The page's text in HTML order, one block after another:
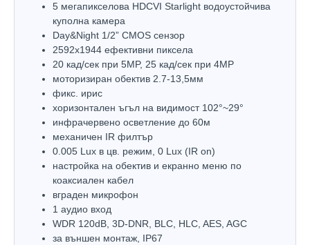
5 мегапикселова HDCVI Starlight водоустойчива
куполна камера
Day&Night 1/2” CMOS сензор
2592х1944 ефективни пиксела
20 кад/сек при 5MP, 25 кад/сек при 4MP
моторизиран обектив 2.7-13,5мм
фикс. ирис
хоризонтален ъгъл на видимост 102°~29°
инфрачервено осветление до 60м
механичен IR филтър
0.005 Lux в цв. режим, 0 Lux (IR on)
настройка на обектив и екранно меню по
коаксиален кабел
вграден микрофон
1 аудио вход
WDR 120dB, 3D-DNR, BLC, HLC, AES, AGC
за външен монтаж, IP67